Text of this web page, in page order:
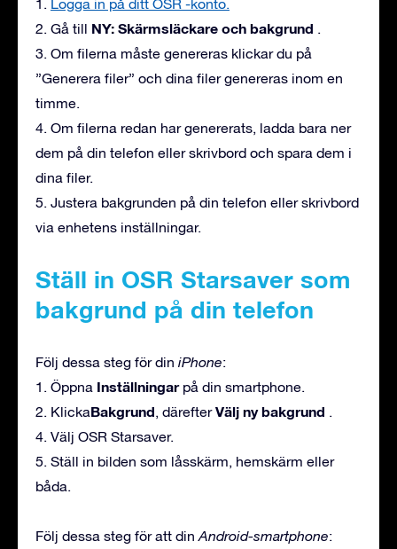
2. Gå till NY: Skärmsläckare och bakgrund
3. Om filerna måste genereras klickar du på
”Generera filer” och dina filer genereras inom en
timme.
4. Om filerna redan har genererats, ladda bara ner
dem på din telefon eller skrivbord och spara dem i
dina filer.
5. Justera bakgrunden på din telefon eller skrivbord
via enhetens inställningar.
Ställ in OSR Starsaver som
bakgrund på din telefon
Följ dessa steg för din iPhone:
1. Öppna Inställningarpå din smartphone.
2. KlickaBakgrund , därefterVälj ny bakgrund
4. Välj OSR Starsaver.
5. Ställ in bilden som låsskärm, hemskärm eller
båda.
Följ dessa steg för att din Android-smartphone: